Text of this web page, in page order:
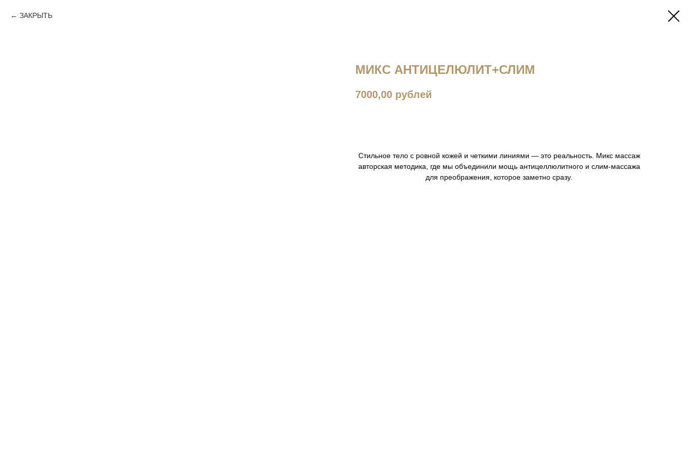
ЗАКРЫТЬ
МИКС АНТИЦЕЛЮЛИТ+СЛИМ
7000,00 рублей
Стильное тело с ровной кожей и четкими линиями — это реальность. Микс массаж
авторская методика, где мы объединили мощь антицеллюлитного и слим-массажа
для преображения, которое заметно сразу.